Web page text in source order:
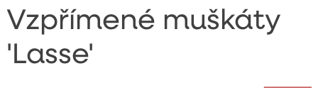
Vzpřímené muškáty
'Lasse'